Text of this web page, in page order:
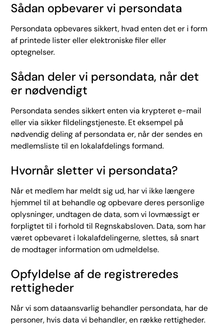
Sådan opbevarer vi persondata
Persondata opbevares sikkert, hvad enten det er i form
af printede lister eller elektroniske filer eller
optegnelser.
Sådan deler vi persondata, når det
er nødvendigt
Persondata sendes sikkert enten via krypteret e-mail
eller via sikker fildelingstjeneste. Et eksempel på
nødvendig deling af persondata er, når der sendes en
medlemsliste til en lokalafdelings formand.
Hvornår sletter vi persondata?
Når et medlem har meldt sig ud, har vi ikke længere
hjemmel til at behandle og opbevare deres personlige
oplysninger, undtagen de data, som vi lovmæssigt er
forpligtet til i forhold til Regnskabsloven. Data, som har
været opbevaret i lokalafdelingerne, slettes, så snart
de modtager information om udmeldelse.
Opfyldelse af de registreredes
rettigheder
Når vi som dataansvarlig behandler persondata, har de
personer, hvis data vi behandler, en række rettigheder.